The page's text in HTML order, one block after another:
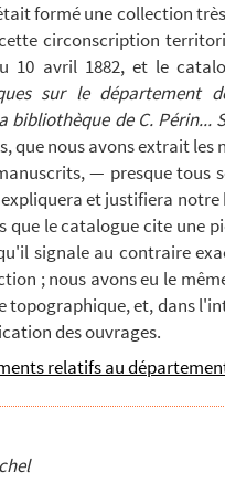
de Saint-Michel, p...
par Dom Nicolas Lelong
formé une collection
circonscription
10 avril 1882, et le
sur le département
bibliothèque de C. Périn...
que nous avons extrait
— presque tous
et justifiera notre
que le catalogue cite une
signale au contraire
; nous avons eu le
topographique, et, dans
des ouvrages.
relatifs au